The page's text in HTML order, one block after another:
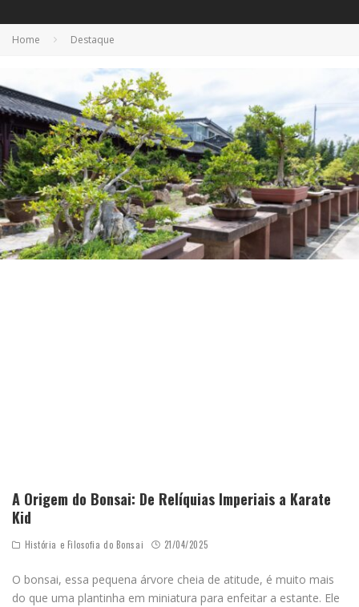
Home Destaque
A Origem do Bonsai: De Relíquias Imperiais a Karate
Kid
História e Filosofia do Bonsai 21/04/2025
O bonsai, essa pequena árvore cheia de atitude, é muito mais
do que uma plantinha em miniatura para enfeitar a estante. Ele